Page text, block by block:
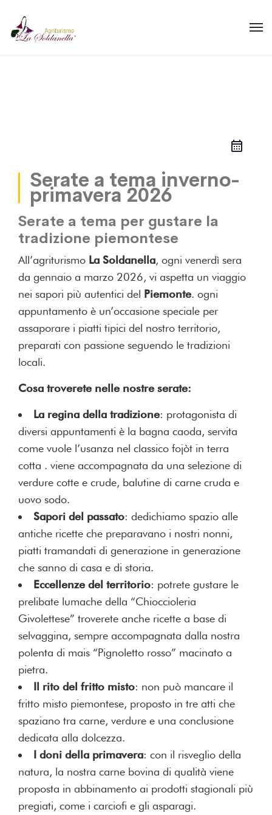
Serate a tema inverno-
primavera 2026
Serate a tema per gustare la
tradizione piemontese
All’agriturismo La Soldanella, ogni venerdì sera
da gennaio a marzo 2026, vi aspetta un viaggio
nei sapori più autentici del Piemonte. ogni
appuntamento è un’occasione speciale per
assaporare i piatti tipici del nostro territorio,
preparati con passione seguendo le tradizioni
locali.
Cosa troverete nelle nostre serate:
La regina della tradizione: protagonista di
diversi appuntamenti è la bagna caoda, servita
come vuole l’usanza nel classico fojòt in terra
cotta . viene accompagnata da una selezione di
verdure cotte e crude, balutine di carne cruda e
uovo sodo.
Sapori del passato: dedichiamo spazio alle
antiche ricette che preparavano i nostri nonni,
piatti tramandati di generazione in generazione
che sanno di casa e di storia.
Eccellenze del territorio: potrete gustare le
prelibate lumache della “Chioccioleria
Givolettese” troverete anche ricette a base di
selvaggina, sempre accompagnata dalla nostra
polenta di mais “Pignoletto rosso” macinato a
pietra.
Il rito del fritto misto: non può mancare il
fritto misto piemontese, proposto in tre atti che
spaziano tra carne, verdure e una conclusione
dedicata alla dolcezza.
I doni della primavera: con il risveglio della
natura, la nostra carne bovina di qualità viene
proposta in abbinamento ai prodotti stagionali più
pregiati, come i carciofi e gli asparagi.